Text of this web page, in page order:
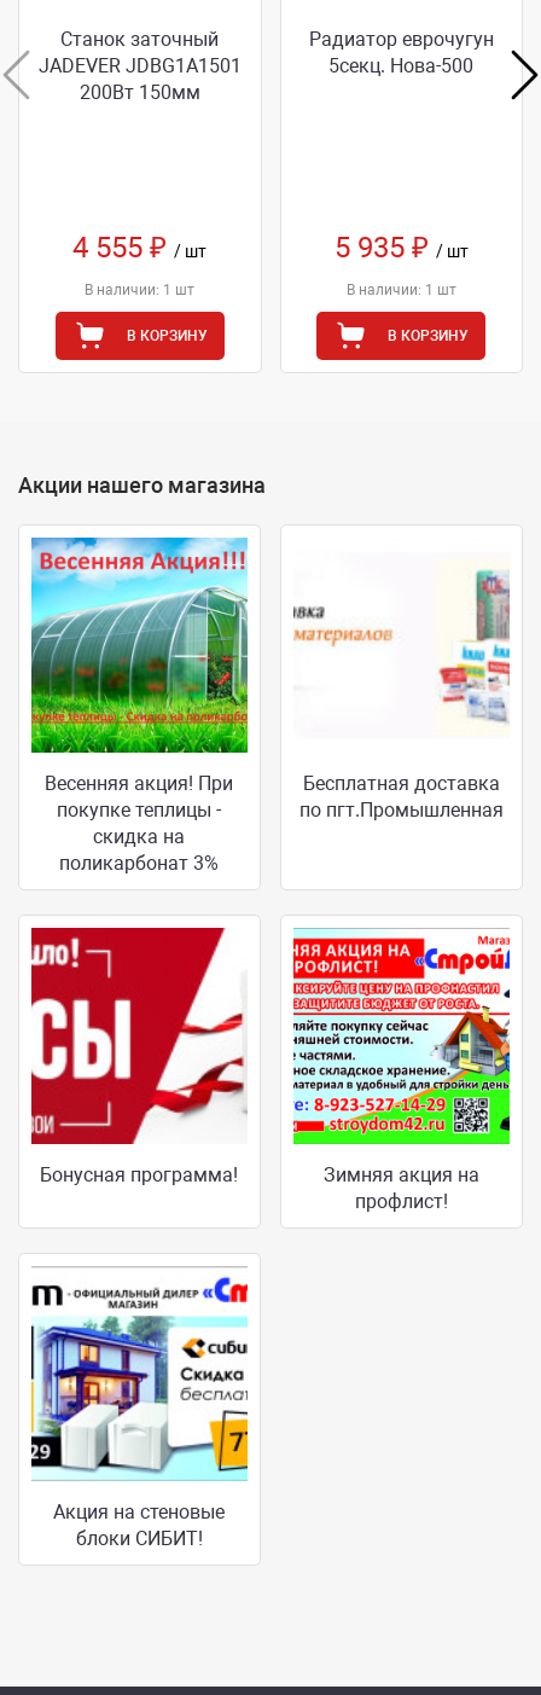
Станок заточный
JADEVER JDBG1A1501
200Вт 150мм
4 555 ₽/ шт
В наличии: 1 шт
В КОРЗИНУ
Радиатор еврочугун
5секц. Нова-500
5 935 ₽ / шт
В наличии: 1 шт
В КОРЗИНУ
Акции нашего магазина
Весенняя акция! При
покупке теплицы -
скидка на
поликарбонат 3%
Бесплатная доставка
по пгт.Промышленная
Бонусная программа!
Зимняя акция на
профлист!
Акция на стеновые
блоки СИБИТ!